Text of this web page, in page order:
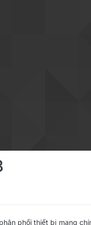
phối thiết bị mạng